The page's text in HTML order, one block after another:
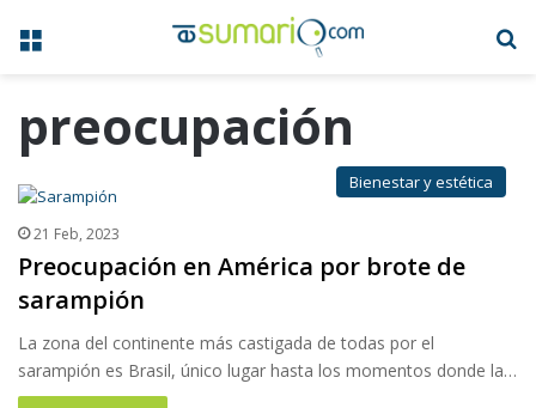
Menú
preocupación
Bienestar y estética
21 Feb, 2023
Preocupación en América por brote de
sarampión
La zona del continente más castigada de todas por el
sarampión es Brasil, único lugar hasta los momentos donde la…